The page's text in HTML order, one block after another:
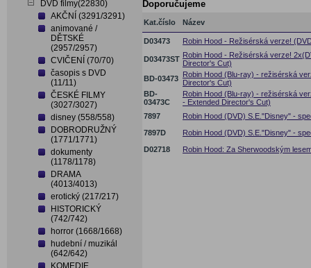
DVD filmy(22830)
AKČNÍ (3291/3291)
animované /
DĚTSKÉ
(2957/2957)
CVIČENÍ (70/70)
časopis s DVD
(11/11)
ČESKÉ FILMY
(3027/3027)
disney (558/558)
DOBRODRUŽNÝ
(1771/1771)
dokumenty
(1178/1178)
DRAMA
(4013/4013)
erotický (217/217)
HISTORICKÝ
(742/742)
horror (1668/1668)
hudební / muzikál
(642/642)
KOMEDIE
Doporučujeme
Kat.číslo Název
D03473 Robin Hood - Režisérská verze!
D03473ST Robin Hood - Režisérská verze!
Director's Cut)
BD-03473 Robin Hood (Blu-ray) - režisérská
Director's Cut)
BD-
03473C
Robin Hood (Blu-ray) - režisérská
- Extended Director's Cut)
7897
Robin Hood (DVD) S.E."Disney" -
7897D
Robin Hood (DVD) S.E."Disney" -
D02718
Robin Hood: Za Sherwoodským